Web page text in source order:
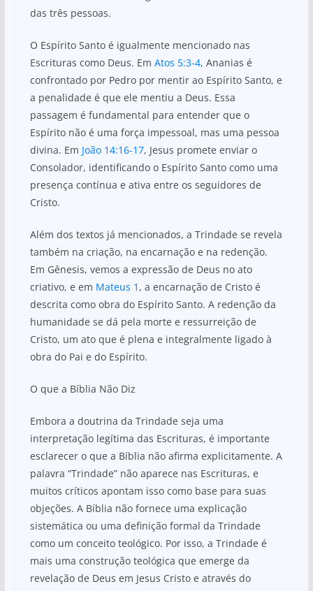
das três pessoas.
O Espírito Santo é igualmente mencionado nas
Escrituras como Deus. Em Atos 5:3-4, Ananias é
confrontado por Pedro por mentir ao Espírito Santo, e
a penalidade é que ele mentiu a Deus. Essa
passagem é fundamental para entender que o
Espírito não é uma força impessoal, mas uma pessoa
divina. Em João 14:16-17, Jesus promete enviar o
Consolador, identificando o Espírito Santo como uma
presença contínua e ativa entre os seguidores de
Cristo.
Além dos textos já mencionados, a Trindade se revela
também na criação, na encarnação e na redenção.
Em Gênesis, vemos a expressão de Deus no ato
criativo, e em Mateus 1 , a encarnação de Cristo é
descrita como obra do Espírito Santo. A redenção da
humanidade se dá pela morte e ressurreição de
Cristo, um ato que é plena e integralmente ligado à
obra do Pai e do Espírito.
O que a Bíblia Não Diz
Embora a doutrina da Trindade seja uma
interpretação legítima das Escrituras, é importante
esclarecer o que a Bíblia não afirma explicitamente. A
palavra “Trindade” não aparece nas Escrituras, e
muitos críticos apontam isso como base para suas
objeções. A Bíblia não fornece uma explicação
sistemática ou uma definição formal da Trindade
como um conceito teológico. Por isso, a Trindade é
mais uma construção teológica que emerge da
revelação de Deus em Jesus Cristo e através do